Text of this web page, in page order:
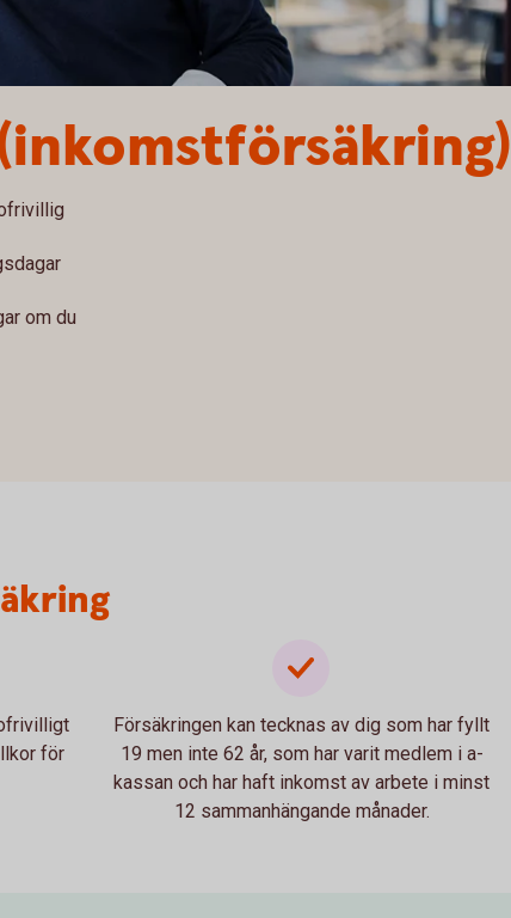
om du
för
Försäkringen kan tecknas av dig som har fyllt
19 men inte 62 år, som har varit medlem i a-
kassan och har haft inkomst av arbete i minst
12 sammanhängande månader.